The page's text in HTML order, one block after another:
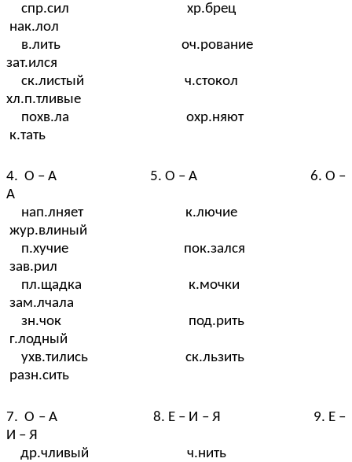
спр.сил хр.брец
нак.лол
в.лить оч.рование
зат.ился
ск.листый ч.стокол
хл.п.тливые
похв.ла охр.няют
к.тать
4. О – А 5. О – А 6. О –
А
нап.лняет к.лючие
жур.влиный
п.хучие пок.зался
зав.рил
пл.щадка к.мочки
зам.лчала
зн.чок под.рить
г.лодный
ухв.тились ск.льзить
разн.сить
7. О – А 8. Е – И – Я 9. Е –
И – Я
др.чливый ч.нить